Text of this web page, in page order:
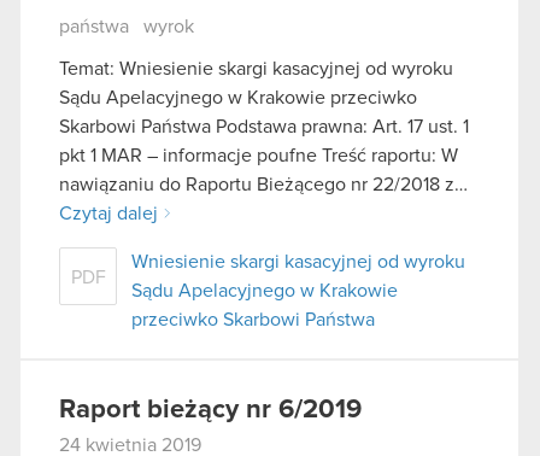
państwa wyrok
Temat: Wniesienie skargi kasacyjnej od wyroku
Sądu Apelacyjnego w Krakowie przeciwko
Skarbowi Państwa Podstawa prawna: Art. 17 ust. 1
pkt 1 MAR – informacje poufne Treść raportu: W
nawiązaniu do Raportu Bieżącego nr 22/2018 z…
Czytaj dalej
PDF
Wniesienie skargi kasacyjnej od wyroku
Sądu Apelacyjnego w Krakowie
przeciwko Skarbowi Państwa
Raport bieżący nr 6/2019
24 kwietnia 2019